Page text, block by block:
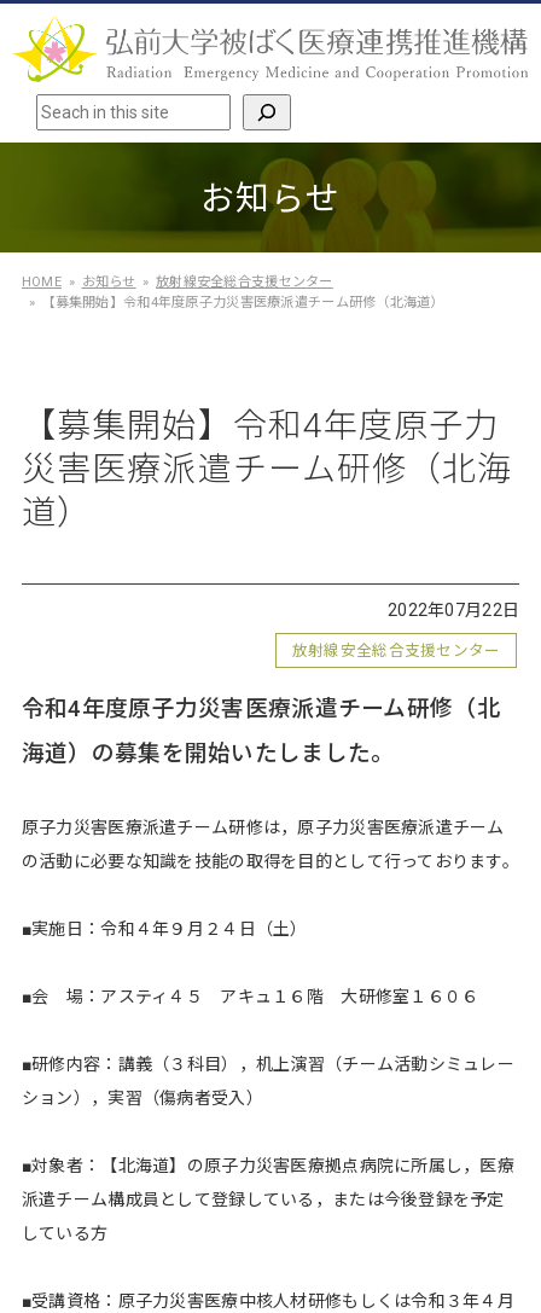
検索
お知らせ
HOME お知らせ
放射線安全総合支援センター
【募集開始】令和4年度原子力災害医療派遣チーム研修（北海道）
【募集開始】令和4年度原子力
災害医療派遣チーム研修（北海
道）
2022年07月22日
放射線安全総合支援センター
令和4年度原子力災害医療派遣チーム研修（北
海道）の募集を開始いたしました。
原子力災害医療派遣チーム研修は，原子力災害医療派遣チーム
の活動に必要な知識を技能の取得を目的として行っております。
■実施日：令和４年９月２４日（土）
■会 場：アスティ４５ アキュ１６階 大研修室１６０６
■研修内容：講義（３科目），机上演習（チーム活動シミュレー
ション），実習（傷病者受入）
■対象者：【北海道】の原子力災害医療拠点病院に所属し，医療
派遣チーム構成員として登録している，または今後登録を予定
している方
■受講資格：原子力災害医療中核人材研修もしくは令和３年４月